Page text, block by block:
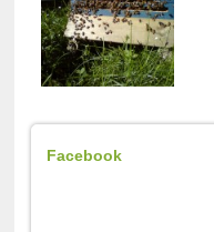
Facebook